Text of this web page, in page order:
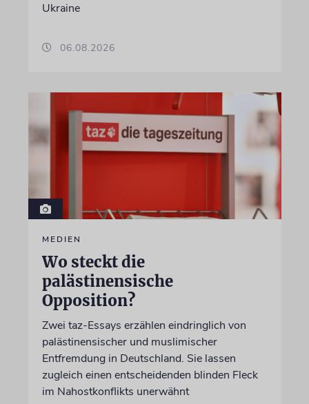
Ukraine
06.08.2026
MEDIEN
Wo steckt die
palästinensische
Opposition?
Zwei taz-Essays erzählen eindringlich von
palästinensischer und muslimischer
Entfremdung in Deutschland. Sie lassen
zugleich einen entscheidenden blinden Fleck
im Nahostkonflikts unerwähnt